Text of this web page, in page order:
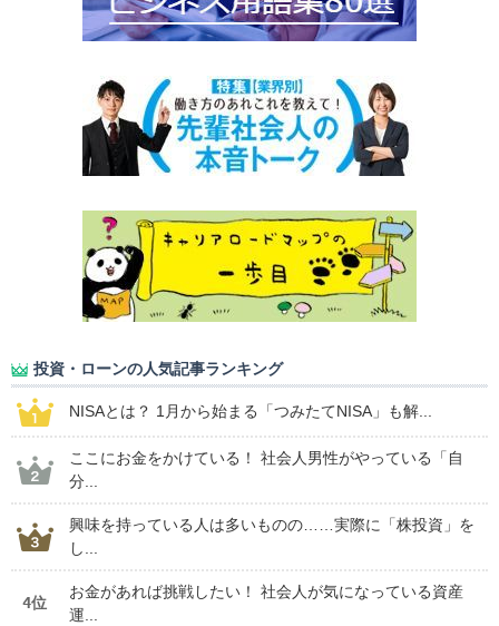
投資・ローンの人気記事ランキング
NISAとは？ 1月から始まる「つみたてNISA」も解...
ここにお金をかけている！ 社会人男性がやっている「自
分...
興味を持っている人は多いものの……実際に「株投資」を
し...
4位
お金があれば挑戦したい！ 社会人が気になっている資産
運...